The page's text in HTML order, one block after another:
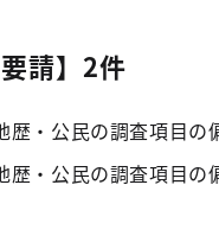
請】2件
歴・公民の調査項目
歴・公民の調査項目